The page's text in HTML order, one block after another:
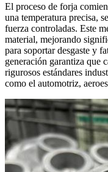
El proceso de forja
una temperatura precisa,
fuerza controladas. Este
material, mejorando
para soportar desgaste y
generación garantiza que
rigurosos estándares
como el automotriz,